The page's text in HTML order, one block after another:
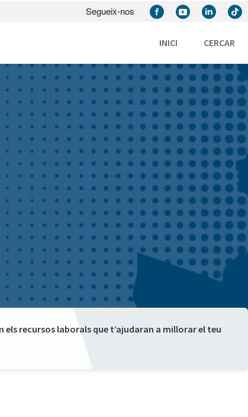
Segueix-nos
INICI CERCAR
recursos laborals que t’ajudaran a millorar el teu